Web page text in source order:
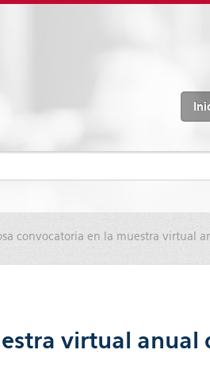
convocatoria en la muestra virtual
virtual anual